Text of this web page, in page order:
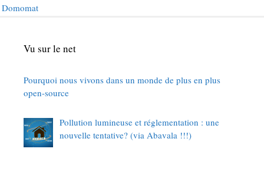
Domomat
Vu sur le net
Pourquoi nous vivons dans un monde de plus en plus
open-source
Pollution lumineuse et réglementation : une
nouvelle tentative? (via Abavala !!!)